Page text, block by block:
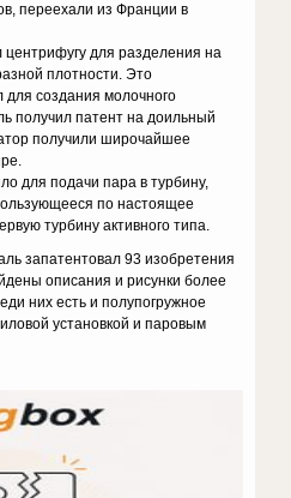
переехали из Франции в
центрифугу для разделения на
плотности. Это
для создания молочного
получил патент на доильный
получили широчайшее
для подачи пара в турбину,
по настоящее
турбину активного типа.
запатентовал 93 изобретения
описания и рисунки более
них есть и полупогружное
установкой и паровым